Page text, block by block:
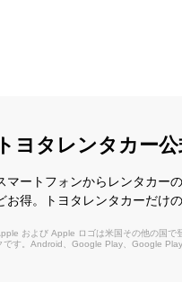
トヨタレンタカー
マートフォンからレンタカー
お得。トヨタレンタカーだけ
および Apple ロゴは米国その他の国
です。Android、Google Play、Google